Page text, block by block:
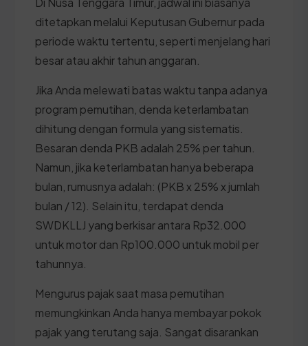
ditetapkan melalui Keputusan Gubernur pada
periode waktu tertentu, seperti menjelang hari
besar atau akhir tahun anggaran.
Jika Anda melewati batas waktu tanpa adanya
program pemutihan, denda keterlambatan
dihitung dengan formula yang sistematis.
Besaran denda PKB adalah 25% per tahun.
Namun, jika keterlambatan hanya beberapa
bulan, rumusnya adalah: (PKB x 25% x jumlah
bulan / 12). Selain itu, terdapat denda
SWDKLLJ yang berkisar antara Rp32.000
untuk motor dan Rp100.000 untuk mobil per
tahunnya.
Mengurus pajak saat masa pemutihan
memungkinkan Anda hanya membayar pokok
pajak yang terutang saja. Sangat disarankan